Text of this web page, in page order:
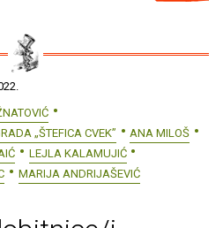
„ŠTEFICA CVEK”
ANA MILOŠ
LEJLA KALAMUJIĆ
MARIJA ANDRIJAŠEVIĆ